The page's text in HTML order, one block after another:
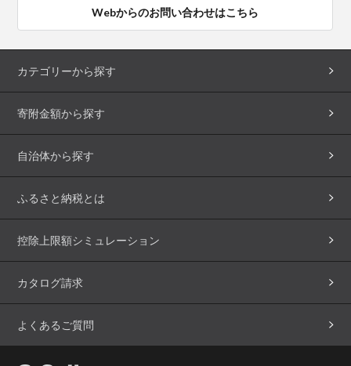
Webからのお問い合わせはこちら
カテゴリーから探す
寄附金額から探す
自治体から探す
ふるさと納税とは
控除上限額シミュレーション
カタログ請求
よくあるご質問